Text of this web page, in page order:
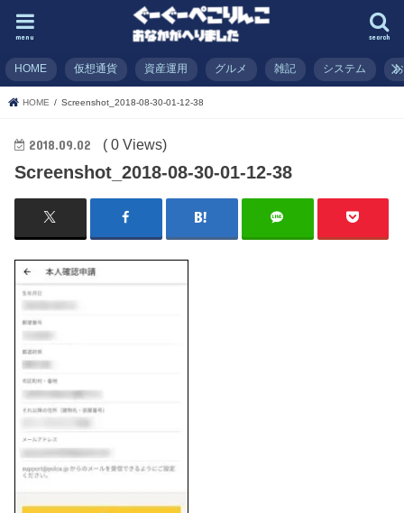
search
menu
HOME 仮想通貨 資産運用 グルメ 雑記 システム
HOME Screenshot_2018-08-30-01-12-38
2018.09.02 ( 0 Views)
Screenshot_2018-08-30-01-12-38